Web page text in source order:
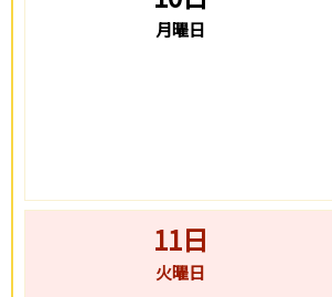
月曜日
11日
火曜日